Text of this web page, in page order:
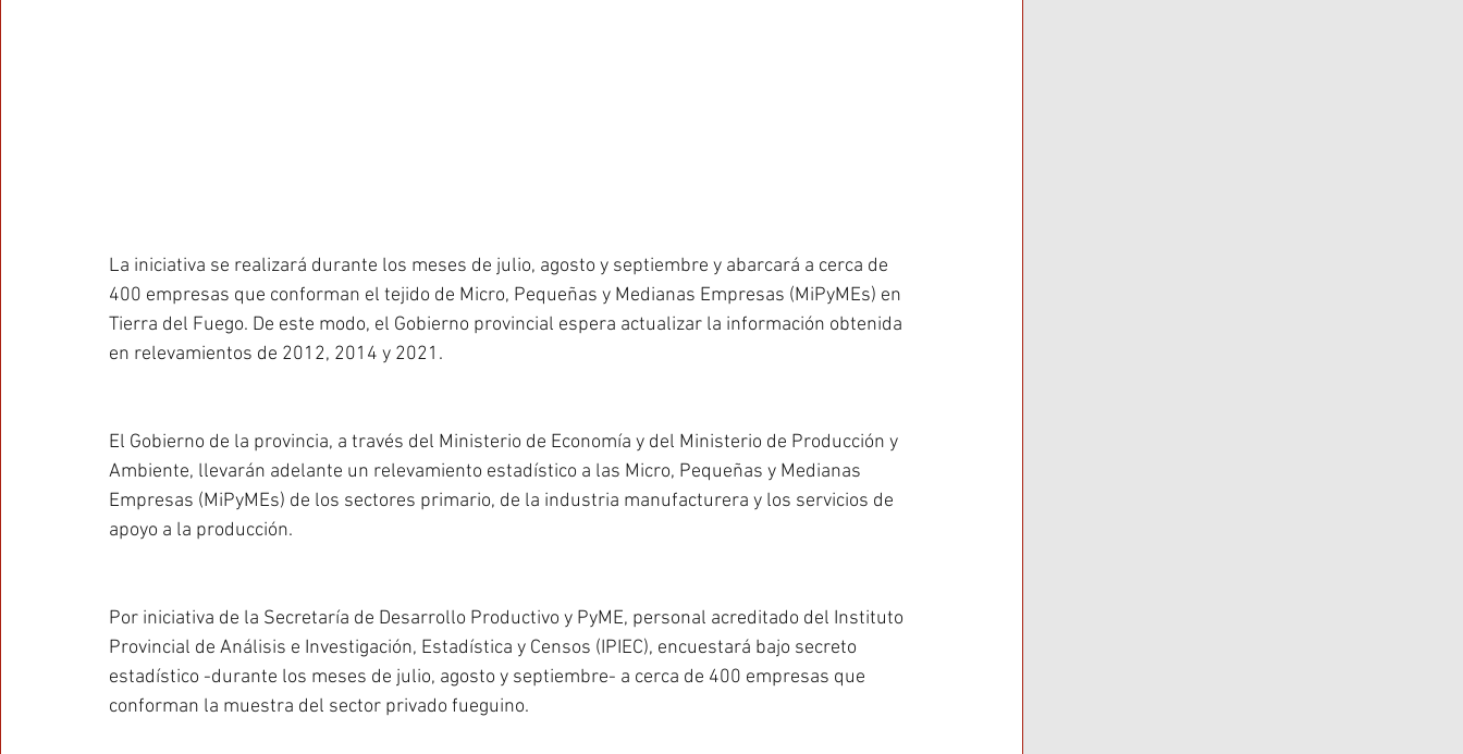
La iniciativa se realizará durante los meses de julio, agosto y septiembre y abarcará a cerca de
400 empresas que conforman el tejido de Micro, Pequeñas y Medianas Empresas (MiPyMEs) en
Tierra del Fuego. De este modo, el Gobierno provincial espera actualizar la información obtenida
en relevamientos de 2012, 2014 y 2021.
El Gobierno de la provincia, a través del Ministerio de Economía y del Ministerio de Producción y
Ambiente, llevarán adelante un relevamiento estadístico a las Micro, Pequeñas y Medianas
Empresas (MiPyMEs) de los sectores primario, de la industria manufacturera y los servicios de
apoyo a la producción.
Por iniciativa de la Secretaría de Desarrollo Productivo y PyME, personal acreditado del Instituto
Provincial de Análisis e Investigación, Estadística y Censos (IPIEC), encuestará bajo secreto
estadístico -durante los meses de julio, agosto y septiembre- a cerca de 400 empresas que
conforman la muestra del sector privado fueguino.